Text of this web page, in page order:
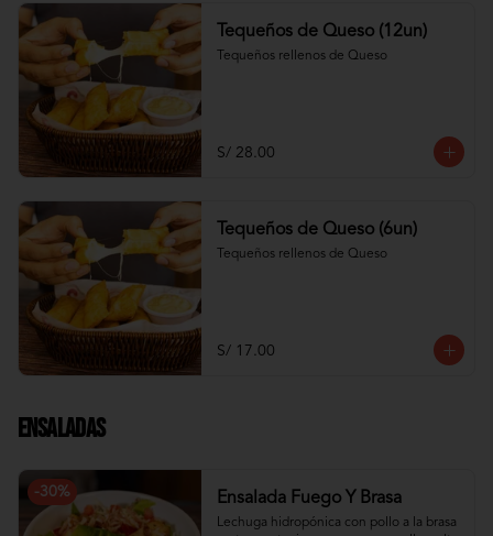
Tequeños de Queso (12un)
Tequeños rellenos de Queso
S/ 28.00
Tequeños de Queso (6un)
Tequeños rellenos de Queso
S/ 17.00
Ensaladas
-30% Ensalada Fuego Y Brasa
Lechuga hidropónica con pollo a la brasa